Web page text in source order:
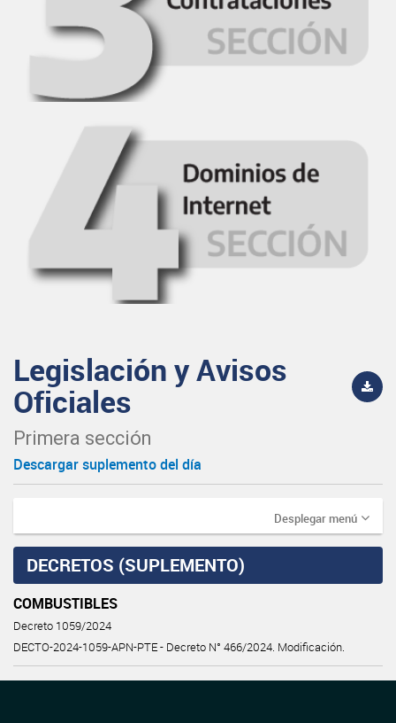
Legislación y Avisos
Oficiales
Primera sección
Descargar suplemento del día
Desplegar menú
DECRETOS (SUPLEMENTO)
COMBUSTIBLES
Decreto 1059/2024
DECTO-2024-1059-APN-PTE - Decreto N° 466/2024. Modificación.